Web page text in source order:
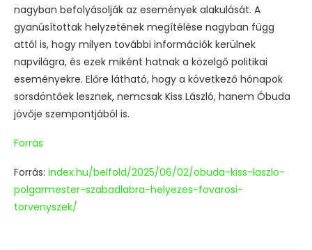
nagyban befolyásolják az események alakulását. A
gyanúsítottak helyzetének megítélése nagyban függ
attól is, hogy milyen további információk kerülnek
napvilágra, és ezek miként hatnak a közelgő politikai
eseményekre. Előre látható, hogy a következő hónapok
sorsdöntőek lesznek, nemcsak Kiss László, hanem Óbuda
jövője szempontjából is.
Forrás
Forrás: index.hu/belfold/2025/06/02/obuda-kiss-laszlo-
polgarmester-szabadlabra-helyezes-fovarosi-
torvenyszek/